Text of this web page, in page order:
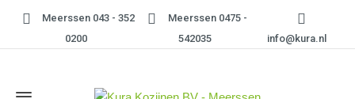
Meerssen 043 - 352
0200
Meerssen 0475 -
542035
info@kura.nl